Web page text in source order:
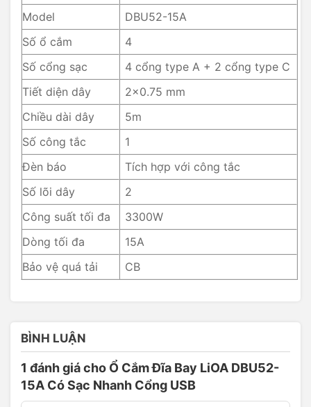
Model
DBU52-15A
Số ổ cắm
4
Số cổng sạc
4 cổng type A + 2 cổng type C
Tiết diện dây
2×0.75 mm
Chiều dài dây
5m
Số công tắc
1
Đèn báo
Tích hợp với công tắc
Số lõi dây
2
Công suất tối đa
3300W
Dòng tối đa
15A
Bảo vệ quá tải
CB
BÌNH LUẬN
1 đánh giá cho Ổ Cắm Đĩa Bay LiOA DBU52-
15A Có Sạc Nhanh Cổng USB